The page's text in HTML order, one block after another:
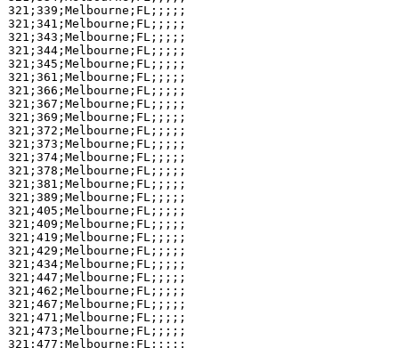
321;339;Melbourne;FL;;;;;
321;341;Melbourne;FL;;;;;
321;343;Melbourne;FL;;;;;
321;344;Melbourne;FL;;;;;
321;345;Melbourne;FL;;;;;
321;361;Melbourne;FL;;;;;
321;366;Melbourne;FL;;;;;
321;367;Melbourne;FL;;;;;
321;369;Melbourne;FL;;;;;
321;372;Melbourne;FL;;;;;
321;373;Melbourne;FL;;;;;
321;374;Melbourne;FL;;;;;
321;378;Melbourne;FL;;;;;
321;381;Melbourne;FL;;;;;
321;389;Melbourne;FL;;;;;
321;405;Melbourne;FL;;;;;
321;409;Melbourne;FL;;;;;
321;419;Melbourne;FL;;;;;
321;429;Melbourne;FL;;;;;
321;434;Melbourne;FL;;;;;
321;447;Melbourne;FL;;;;;
321;462;Melbourne;FL;;;;;
321;467;Melbourne;FL;;;;;
321;471;Melbourne;FL;;;;;
321;473;Melbourne;FL;;;;;
321;477;Melbourne;FL;;;;;